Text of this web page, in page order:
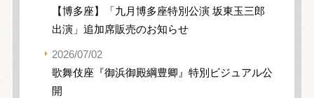
【博多座】「九月博多座特別公演 坂東玉三郎
出演」追加席販売のお知らせ
2026/07/02
歌舞伎座『御浜御殿綱豊卿』特別ビジュアル公
開